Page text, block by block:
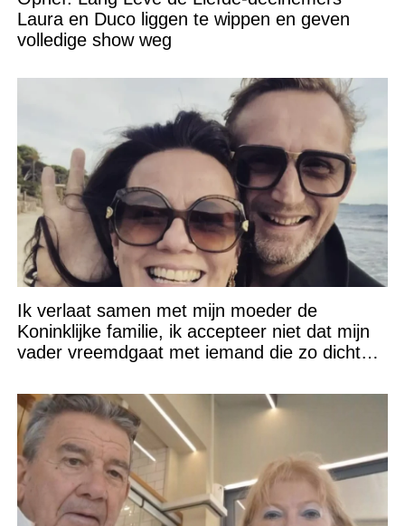
Laura en Duco liggen te wippen en geven
volledige show weg
Ik verlaat samen met mijn moeder de
Koninklijke familie, ik accepteer niet dat mijn
vader vreemdgaat met iemand die zo dichtbij